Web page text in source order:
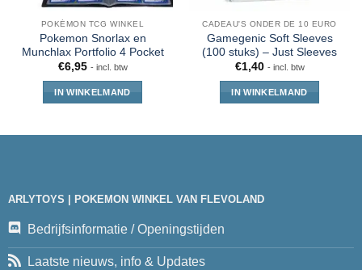
POKÉMON TCG WINKEL
Pokemon Snorlax en
Munchlax Portfolio 4 Pocket
€6,95 - incl. btw
IN WINKELMAND
CADEAU'S ONDER DE 10 EURO
Gamegenic Soft Sleeves
(100 stuks) – Just Sleeves
€1,40 - incl. btw
IN WINKELMAND
ARLYTOYS | POKEMON WINKEL VAN FLEVOLAND
Bedrijfsinformatie / Openingstijden
Laatste nieuws, info & Updates